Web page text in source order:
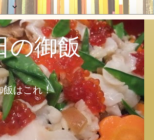
の御飯
飯はこれ！